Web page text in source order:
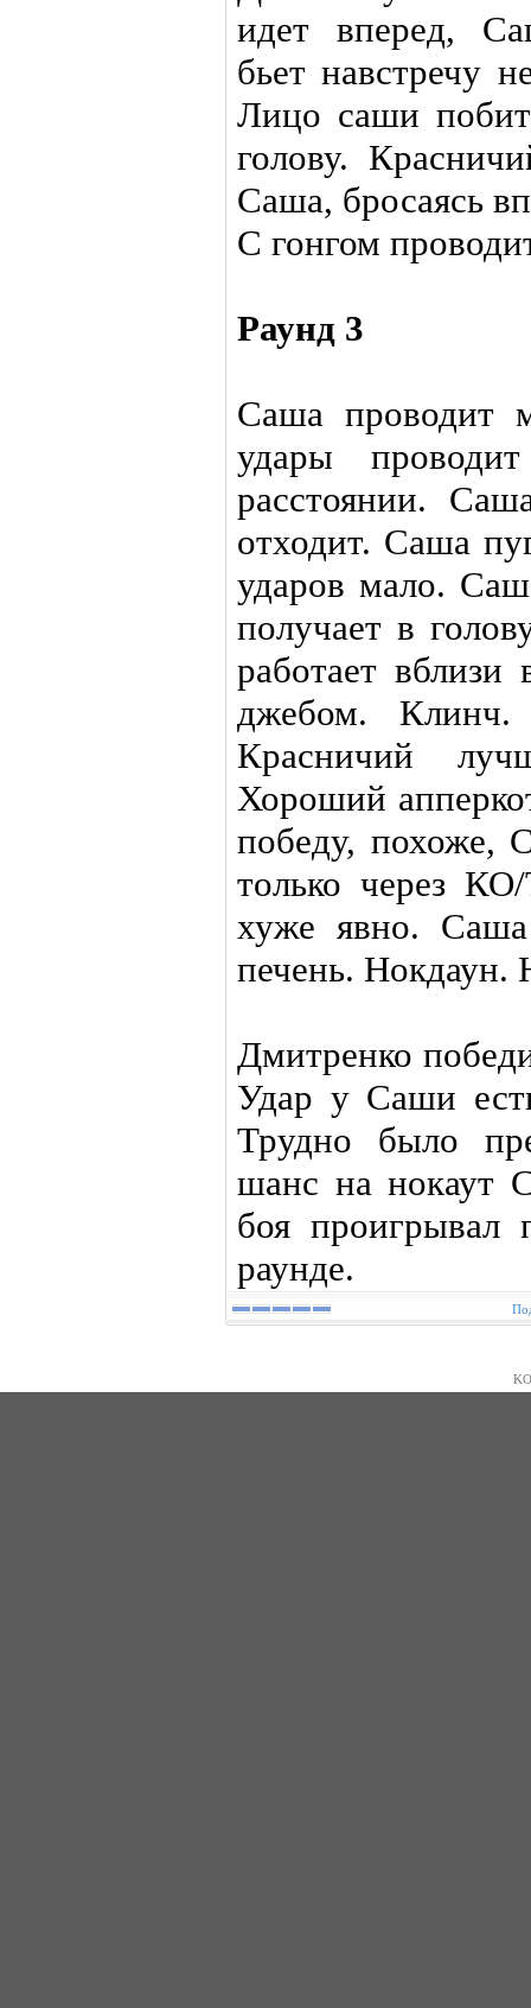
идет вперед,
бьет навстречу
Лицо саши
голову.
Саша, бросаясь
С гонгом
Раунд 3
Саша
удары
расстоянии.
отходит. Саша
ударов мало.
получает в
работает
джебом. Клинч.
Красничий
Хороший
победу, похоже,
только через
хуже явно.
печень.
Дмитренко
Удар у Саши
Трудно было
шанс на нокаут
боя
раунде.